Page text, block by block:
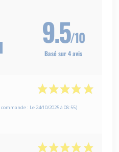
9.5/10
Basé sur 4 avis
: Le 24/10/2025 à 08:55)